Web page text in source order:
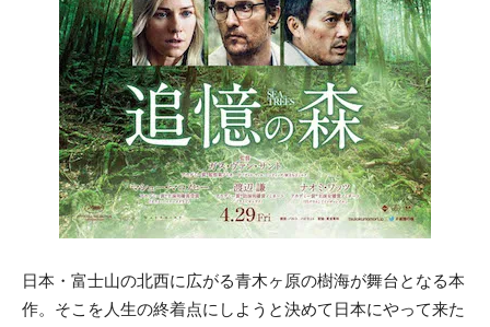
日本・富士山の北西に広がる青木ヶ原の樹海が舞台となる本
作。そこを人生の終着点にしようと決めて日本にやって来た